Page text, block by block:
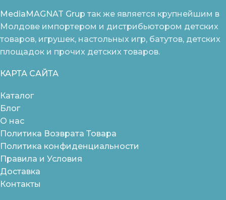
MediaMAGNAT Grup так же является крупнейшим в
Молдове импортером и дистрибьютором детских
товаров, игрушек, настольных игр, батутов, детских
площадок и прочих детских товаров.
КАРТА САЙТА
Каталог
Блог
О нас
Политика Возврата Товара
Политика конфиденциальности
Правила и Условия
Доставка
Контакты